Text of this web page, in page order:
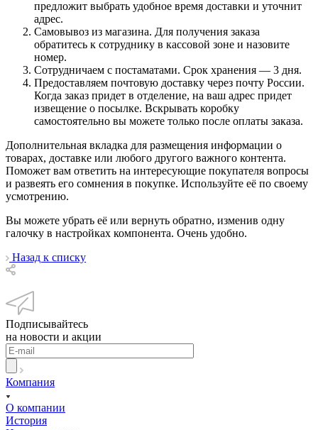
предложит выбрать удобное время доставки и уточнит
адрес.
Самовывоз из магазина. Для получения заказа
обратитесь к сотруднику в кассовой зоне и назовите
номер.
Сотрудничаем с постаматами. Срок хранения — 3 дня.
Предоставляем почтовую доставку через почту России.
Когда заказ придет в отделение, на ваш адрес придет
извещение о посылке. Вскрывать коробку
самостоятельно вы можете только после оплаты заказа.
Дополнительная вкладка для размещения информации о
товарах, доставке или любого другого важного контента.
Поможет вам ответить на интересующие покупателя вопросы
и развеять его сомнения в покупке. Используйте её по своему
усмотрению.
Вы можете убрать её или вернуть обратно, изменив одну
галочку в настройках компонента. Очень удобно.
Назад к списку
Подписывайтесь
на новости и акции
Компания
О компании
История